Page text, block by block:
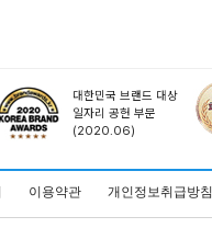
대한민국 브랜드 대상
일자리 공헌 부문
(2020.06)
이용약관 개인정보취급방침